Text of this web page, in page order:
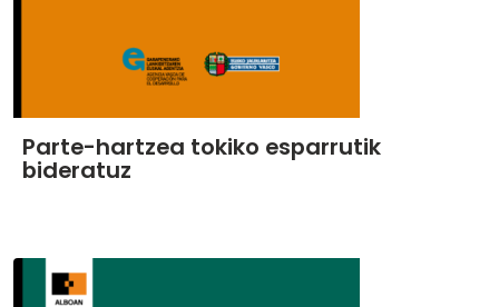
Parte-hartzea tokiko esparrutik
bideratuz